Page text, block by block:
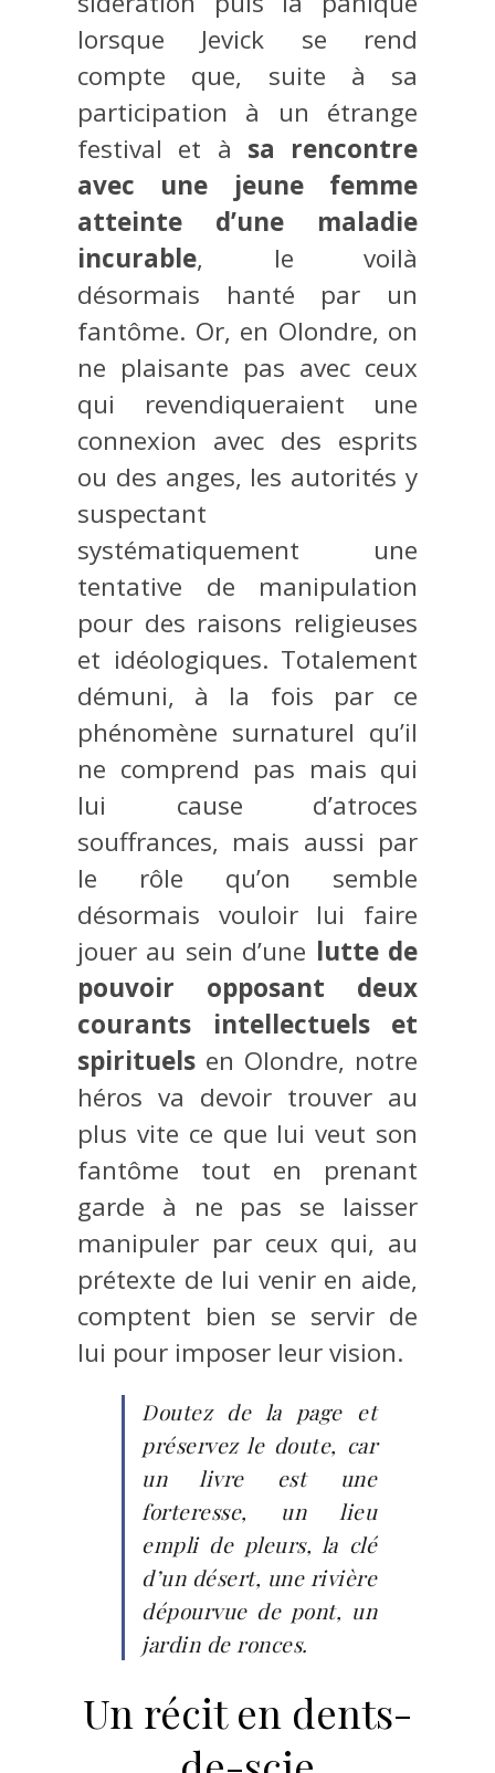
lorsque Jevick se rend
compte que, suite à sa
participation à un étrange
festival et à sa rencontre
avec une jeune femme
atteinte d’une maladie
incurable, le voilà
désormais hanté par un
fantôme. Or, en Olondre, on
ne plaisante pas avec ceux
qui revendiqueraient une
connexion avec des esprits
ou des anges, les autorités y
suspectant
systématiquement une
tentative de manipulation
pour des raisons religieuses
et idéologiques. Totalement
démuni, à la fois par ce
phénomène surnaturel qu’il
ne comprend pas mais qui
lui cause d’atroces
souffrances, mais aussi par
le rôle qu’on semble
désormais vouloir lui faire
jouer au sein d’une lutte de
pouvoir opposant deux
courants intellectuels et
spirituels en Olondre, notre
héros va devoir trouver au
plus vite ce que lui veut son
fantôme tout en prenant
garde à ne pas se laisser
manipuler par ceux qui, au
prétexte de lui venir en aide,
comptent bien se servir de
lui pour imposer leur vision.
Doutez de la page et
préservez le doute, car
un livre est une
forteresse, un lieu
empli de pleurs, la clé
d’un désert, une rivière
dépourvue de pont, un
jardin de ronces.
Un récit en dents-